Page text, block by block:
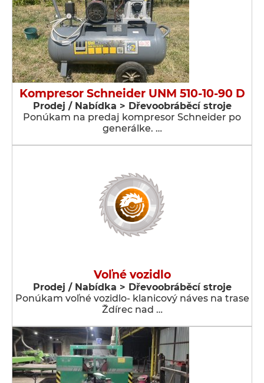
Kompresor Schneider UNM 510-10-90 D
Prodej / Nabídka > Dřevoobráběcí stroje
Ponúkam na predaj kompresor Schneider po
generálke. …
Voľné vozidlo
Prodej / Nabídka > Dřevoobráběcí stroje
Ponúkam voľné vozidlo- klanicový náves na trase
Ždírec nad …